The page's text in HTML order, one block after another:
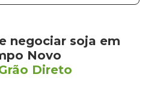
negociar soja em
Novo
Direto